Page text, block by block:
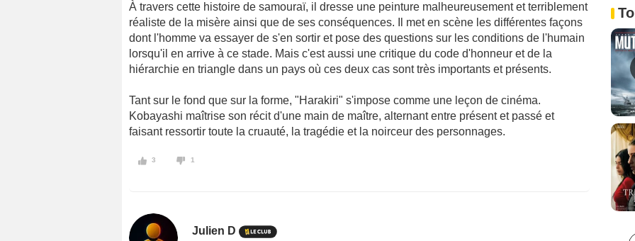
À travers cette histoire de samouraï, il dresse une peinture malheureusement et terriblement
réaliste de la misère ainsi que de ses conséquences. Il met en scène les différentes façons
dont l'homme va essayer de s'en sortir et pose des questions sur les conditions de l'humain
lorsqu'il en arrive à ce stade. Mais c'est aussi une critique du code d'honneur et de la
hiérarchie en triangle dans un pays où ces deux cas sont très importants et présents.
Tant sur le fond que sur la forme, "Harakiri" s'impose comme une leçon de cinéma.
Kobayashi maîtrise son récit d'une main de maître, alternant entre présent et passé et
faisant ressortir toute la cruauté, la tragédie et la noirceur des personnages.
3 1
Julien D